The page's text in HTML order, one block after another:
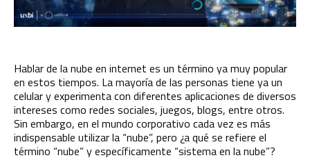
Hablar de lanube en internet es un término ya muy popular
en estos tiempos. La mayoría de las personas tiene ya un
celular y experimenta con diferentes aplicaciones de diversos
intereses como redes sociales, juegos, blogs, entre otros.
Sin embargo, en el mundo corporativo cada vez es más
indispensable utilizar la “nube”, pero ¿a qué se refiere el
término “nube” y específicamente “sistema en la nube”?